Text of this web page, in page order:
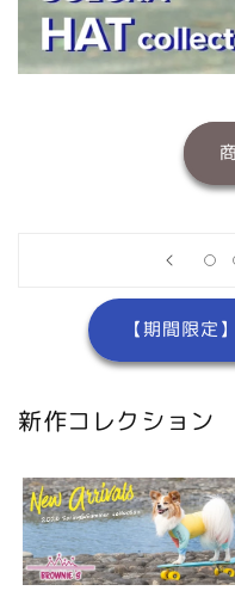
【期間限定
新作コレクション